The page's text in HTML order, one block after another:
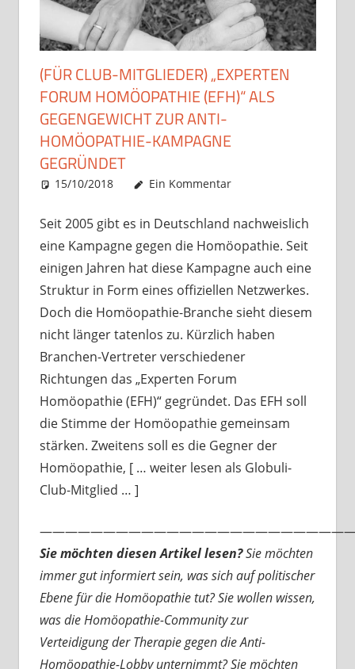
(FÜR CLUB-MITGLIEDER) „EXPERTEN
FORUM HOMÖOPATHIE (EFH)“ ALS
GEGENGEWICHT ZUR ANTI-
HOMÖOPATHIE-KAMPAGNE
GEGRÜNDET
15/10/2018 Christian J. Becker
Allgemein
Ein Kommentar
Seit 2005 gibt es in Deutschland nachweislich
eine Kampagne gegen die Homöopathie. Seit
einigen Jahren hat diese Kampagne auch eine
Struktur in Form eines offiziellen Netzwerkes.
Doch die Homöopathie-Branche sieht diesem
nicht länger tatenlos zu. Kürzlich haben
Branchen-Vertreter verschiedener
Richtungen das „Experten Forum
Homöopathie (EFH)“ gegründet. Das EFH soll
die Stimme der Homöopathie gemeinsam
stärken. Zweitens soll es die Gegner der
Homöopathie, [ … weiter lesen als Globuli-
Club-Mitglied … ]
Sie möchten diesen Artikel lesen?Sie möchten
immer gut informiert sein, was sich auf politischer
Ebene für die Homöopathie tut? Sie wollen wissen,
was die Homöopathie-Community zur
Verteidigung der Therapie gegen die Anti-
Homöopathie-Lobby unternimmt? Sie möchten